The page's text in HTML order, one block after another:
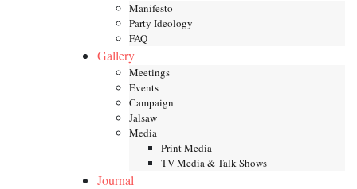
Manifesto
Party Ideology
FAQ
Gallery
Meetings
Events
Campaign
Jalsaw
Media
Print Media
TV Media & Talk Shows
Journal